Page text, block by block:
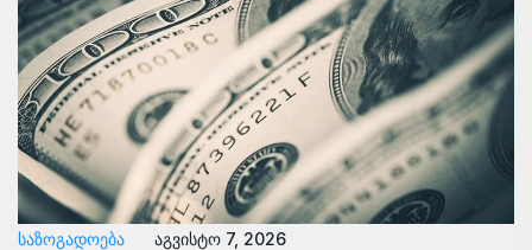
ᲡᲐᲖᲝᲒᲐᲓᲝᲔᲑᲐ აგვისტო 7, 2026